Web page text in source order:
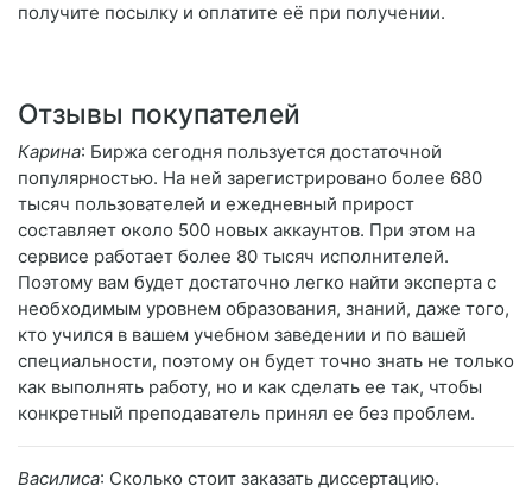
получите посылку и оплатите её при получении.
Отзывы покупателей
Карина: Биржа сегодня пользуется достаточной
популярностью. На ней зарегистрировано более 680
тысяч пользователей и ежедневный прирост
составляет около 500 новых аккаунтов. При этом на
сервисе работает более 80 тысяч исполнителей.
Поэтому вам будет достаточно легко найти эксперта с
необходимым уровнем образования, знаний, даже того,
кто учился в вашем учебном заведении и по вашей
специальности, поэтому он будет точно знать не только
как выполнять работу, но и как сделать ее так, чтобы
конкретный преподаватель принял ее без проблем.
Василиса: Сколько стоит заказать диссертацию.